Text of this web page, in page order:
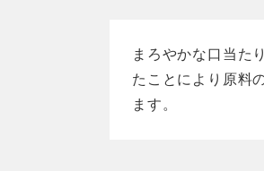
まろやかな口当た
たことにより原料
ます。